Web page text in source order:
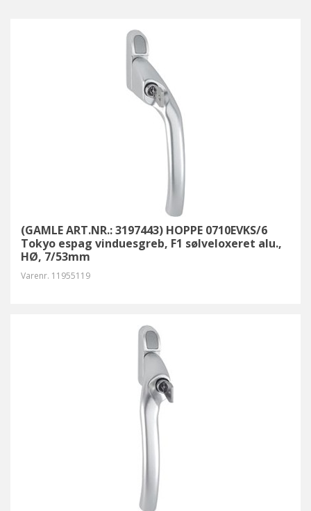
(GAMLE ART.NR.: 3197443) HOPPE 0710EVKS/6
Tokyo espag vinduesgreb, F1 sølveloxeret alu.,
HØ, 7/53mm
Varenr. 11955119